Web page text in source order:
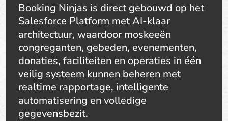
Booking Ninjas is direct gebouwd op het
Salesforce Platform met AI-klaar
architectuur, waardoor moskeeën
congreganten, gebeden, evenementen,
donaties, faciliteiten en operaties in één
veilig systeem kunnen beheren met
realtime rapportage, intelligente
automatisering en volledige
gegevensbezit.